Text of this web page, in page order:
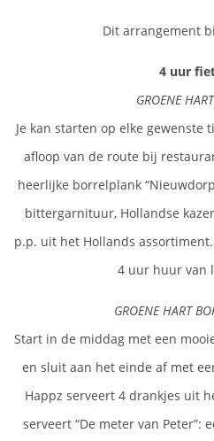
Dit arrangement
4 uur
GROENE
Je kan starten op elke gewenste
afloop van de route bij
heerlijke borrelplank
bittergarnituur, Hollandse
p.p. uit het Hollands
4 uur huur van
GROENE HART
Start in de middag met een
en sluit aan het einde af met
Happz serveert 4 drankjes uit
serveert “De meter van Peter”: